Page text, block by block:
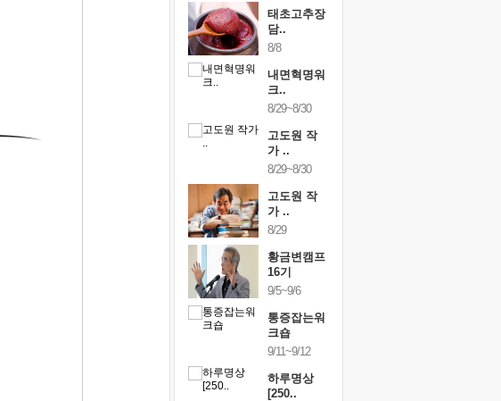
태초고추장
담..
8/8
내면혁명워
크..
8/29~8/30
고도원 작
가 ..
8/29~8/30
고도원 작
가 ..
8/29
황금변캠프
16기
9/5~9/6
통증잡는워
크숍
9/11~9/12
하루명상
[250..